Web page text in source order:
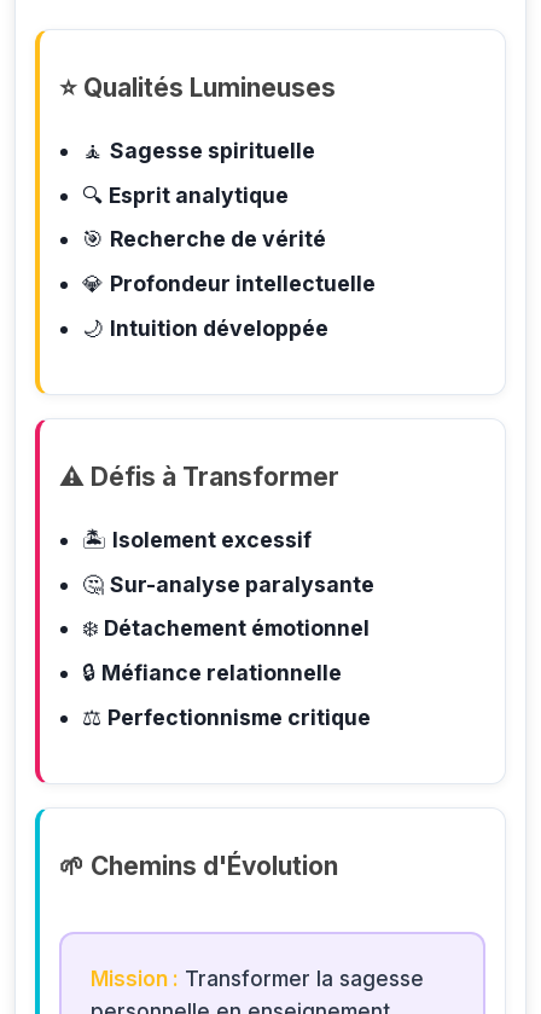
⭐ Qualités Lumineuses
🧘 Sagesse spirituelle
🔍 Esprit analytique
🎯 Recherche de vérité
💎 Profondeur intellectuelle
🌙 Intuition développée
⚠️ Défis à Transformer
🏝️ Isolement excessif
🤔 Sur-analyse paralysante
❄️ Détachement émotionnel
🔒 Méfiance relationnelle
⚖️ Perfectionnisme critique
🌱 Chemins d'Évolution
Mission : Transformer la sagesse